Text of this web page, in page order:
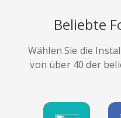
Beliebte
Wählen Sie die
von über 40 der